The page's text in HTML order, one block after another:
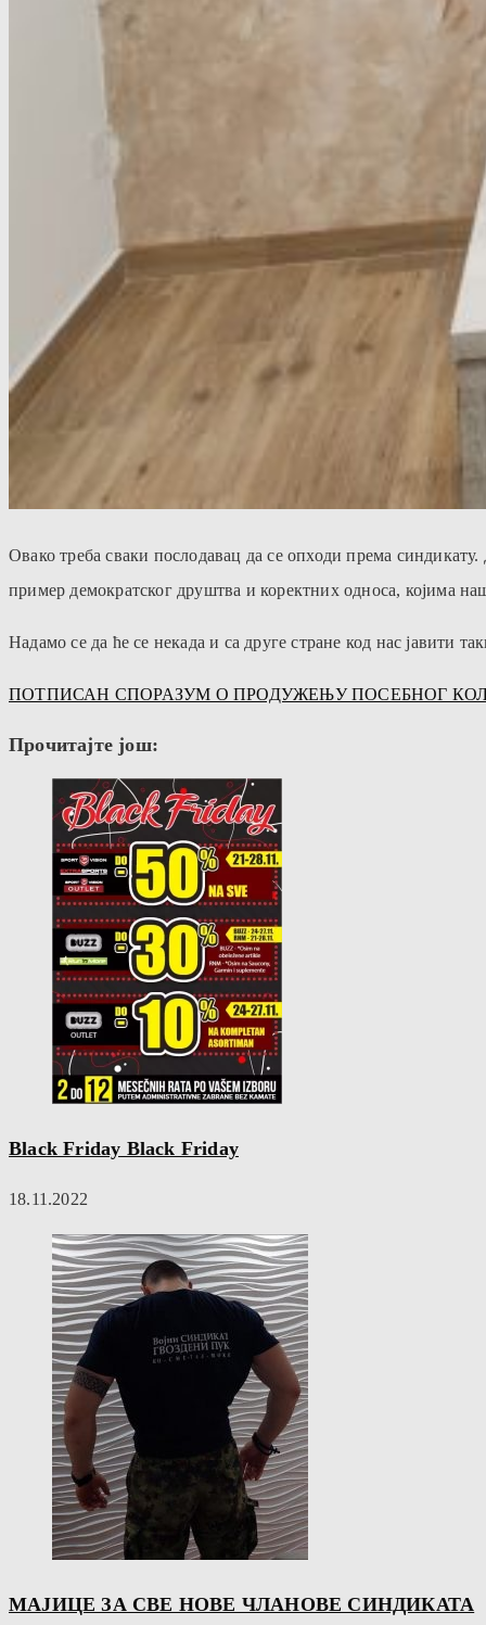
Овако треба сваки послодавац да се опходи према
пример демократског друштва и коректних односа, којима
Надамо се да ће се некада и са друге стране код нас јавити
ПОТПИСАН СПОРАЗУМ О ПРОДУЖЕЊУ ПОСЕБНОГ
Прочитајте још:
Black Friday Black Friday
18.11.2022
МАЈИЦЕ ЗА СВЕ НОВЕ ЧЛАНОВЕ СИНДИКАТА